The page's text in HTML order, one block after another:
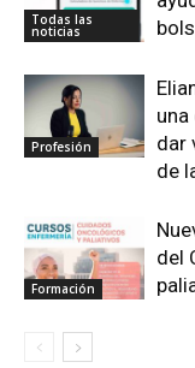
Todas las
noticias
Profesión
dar
de
Formación
del